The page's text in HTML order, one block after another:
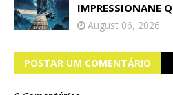
IMPRESSIONANE
August 06, 2026
POSTAR UM COMENTÁRIO